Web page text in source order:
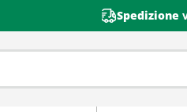
Spedizione